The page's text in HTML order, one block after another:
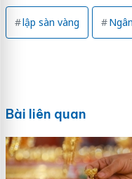
lập sàn vàng
Bài liên quan